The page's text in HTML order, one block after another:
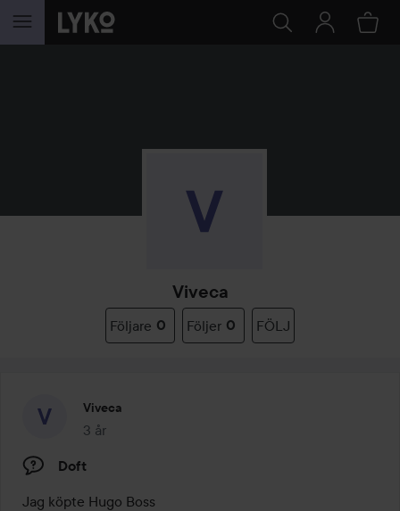
HOPPA TILL INNEHÅLLET
Viveca
Följare 0 Följer 0 FÖLJ
Viveca
3 år
Inlägget skapades 3 år
Doft
Jag köpte Hugo Boss